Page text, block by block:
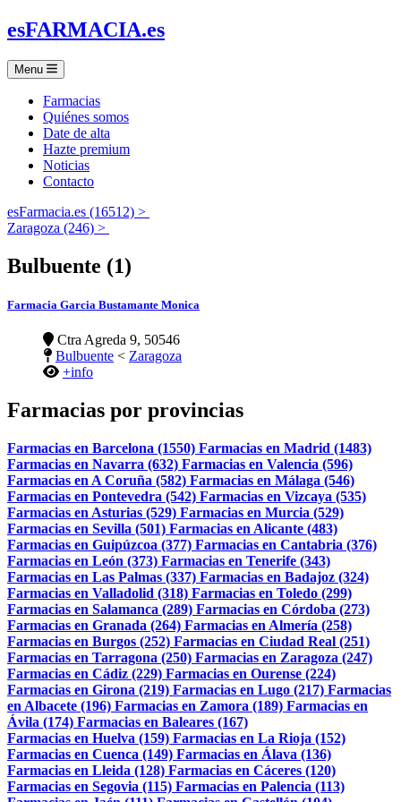
esFARMACIA.es
Menu
Farmacias
Quiénes somos
Date de alta
Hazte premium
Noticias
Contacto
esFarmacia.es (16512) >
Zaragoza (246) >
Bulbuente (1)
Farmacia Garcia Bustamante Monica
Ctra Agreda 9, 50546
Bulbuente < Zaragoza
+info
Farmacias por provincias
Farmacias en Barcelona (1550) Farmacias en Madrid (1483)
Farmacias en Navarra (632) Farmacias en Valencia (596)
Farmacias en A Coruña (582) Farmacias en Málaga (546)
Farmacias en Pontevedra (542) Farmacias en Vizcaya (535)
Farmacias en Asturias (529) Farmacias en Murcia (529)
Farmacias en Sevilla (501) Farmacias en Alicante (483)
Farmacias en Guipúzcoa (377) Farmacias en Cantabria (376)
Farmacias en León (373) Farmacias en Tenerife (343)
Farmacias en Las Palmas (337) Farmacias en Badajoz (324)
Farmacias en Valladolid (318) Farmacias en Toledo (299)
Farmacias en Salamanca (289) Farmacias en Córdoba (273)
Farmacias en Granada (264) Farmacias en Almería (258)
Farmacias en Burgos (252) Farmacias en Ciudad Real (251)
Farmacias en Tarragona (250) Farmacias en Zaragoza (247)
Farmacias en Cádiz (229) Farmacias en Ourense (224)
Farmacias en Girona (219) Farmacias en Lugo (217) Farmacias
en Albacete (196) Farmacias en Zamora (189) Farmacias en
Ávila (174) Farmacias en Baleares (167)
Farmacias en Huelva (159) Farmacias en La Rioja (152)
Farmacias en Cuenca (149) Farmacias en Álava (136)
Farmacias en Lleida (128) Farmacias en Cáceres (120)
Farmacias en Segovia (115) Farmacias en Palencia (113)